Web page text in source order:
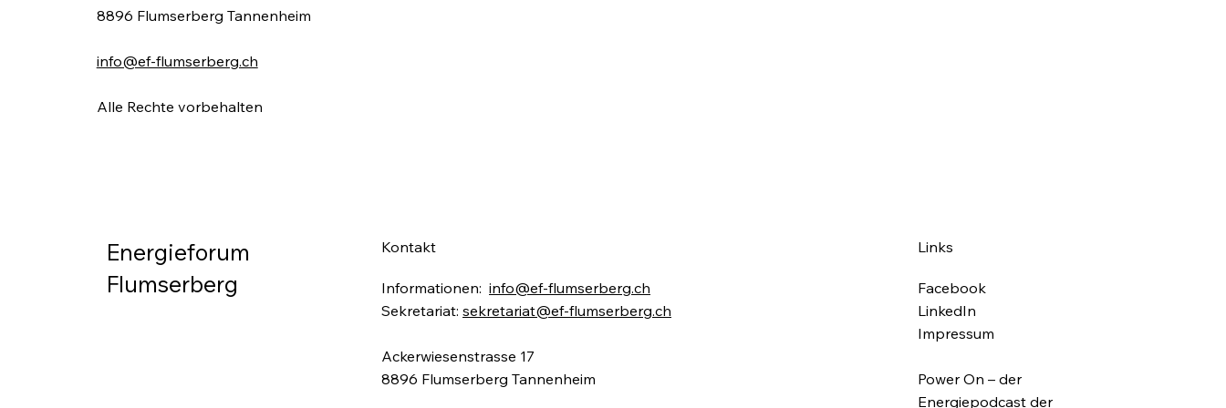
8896 Flumserberg Tannenheim
info@ef-flumserberg.ch
Alle Rechte vorbehalten
Energieforum
Flumserberg
Kontakt
Informationen: info@ef-flumserberg.ch
Sekretariat: sekretariat@ef-flumserberg.ch
Ackerwiesenstrasse 17
8896 Flumserberg Tannenheim
Links
Facebook
LinkedIn
Impressum
Power On – der
Energiepodcast der